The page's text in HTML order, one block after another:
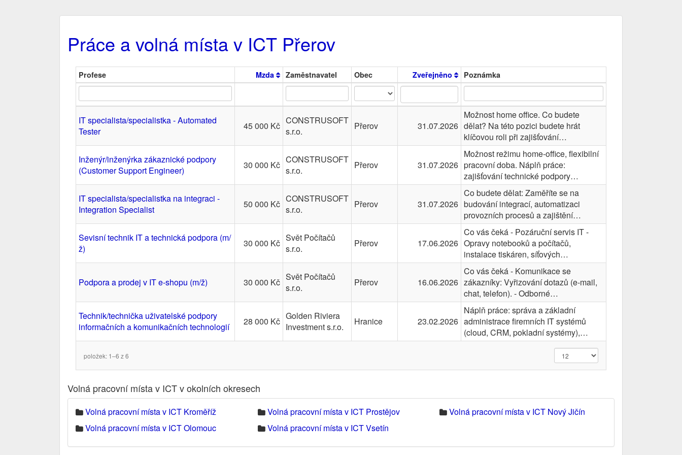
Práce a volná místa v ICT Přerov
Profese Mzda Zaměstnavatel Obec Zveřejněno Poznámka
IT specialista/specialistka - Automated
Tester
45 000 Kč CONSTRUSOFT
s.r.o.
Přerov 31.07.2026
Možnost home office. Co budete
dělat? Na této pozici budete hrát
klíčovou roli při zajišťování…
Inženýr/inženýrka zákaznické podpory
(Customer Support Engineer)
30 000 Kč CONSTRUSOFT
s.r.o.
Přerov 31.07.2026
Možnost režimu home-office, flexibilní
pracovní doba. Náplň práce:
zajišťování technické podpory…
IT specialista/specialistka na integraci -
Integration Specialist
50 000 Kč CONSTRUSOFT
s.r.o.
Přerov 31.07.2026
Co budete dělat: Zaměříte se na
budování integrací, automatizaci
provozních procesů a zajištění…
Sevisní technik IT a technická podpora (m/
ž)
30 000 Kč Svět Počítačů
s.r.o.
Přerov 17.06.2026
Co vás čeká - Pozáruční servis IT -
Opravy notebooků a počítačů,
instalace tiskáren, síťových…
Podpora a prodej v IT e-shopu (m/ž) 30 000 Kč Svět Počítačů
s.r.o.
Přerov 16.06.2026
Co vás čeká - Komunikace se
zákazníky: Vyřizování dotazů (e-mail,
chat, telefon). - Odborné…
Technik/technička uživatelské podpory
informačních a komunikačních technologií
28 000 Kč Golden Riviera
Investment s.r.o.
Hranice 23.02.2026
Náplň práce: správa a základní
administrace firemních IT systémů
(cloud, CRM, pokladní systémy),…
položek: 1–6 z 6
Volná pracovní místa v ICT v okolních okresech
Volná pracovní místa v ICT Kroměříž Volná pracovní místa v ICT Prostějov
Volná pracovní místa v ICT Nový Jičín
Volná pracovní místa v ICT Olomouc
Volná pracovní místa v ICT Vsetín